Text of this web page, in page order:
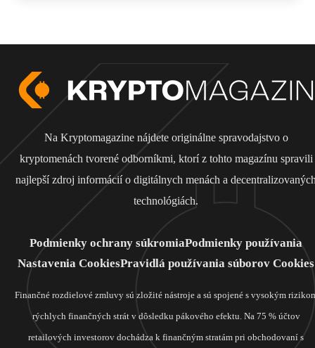
Na Kryptomagazine nájdete originálne spravodajstvo o
kryptomenách tvorené odborníkmi, ktorí z tohto magazínu spravili
najlepší zdroj informácií o digitálnych menách a
technológiách.
Podmienky ochrany súkromiaPodmienky používania
Nastavenia CookiesPravidlá používania súborov Cookies
Finančné rozdielové zmluvy sú zložité nástroje a sú spojené s vysokým
rýchlych finančných strát v dôsledku pákového efektu. Na 75 % účtov
retailových investorov dochádza k finančným stratám pri obchodovaní s